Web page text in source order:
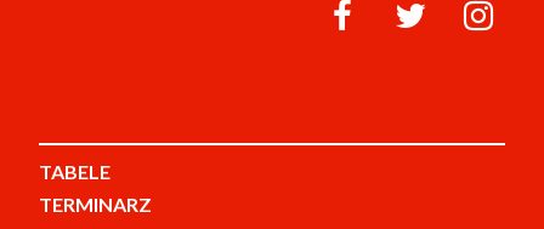
TABELE
TERMINARZ